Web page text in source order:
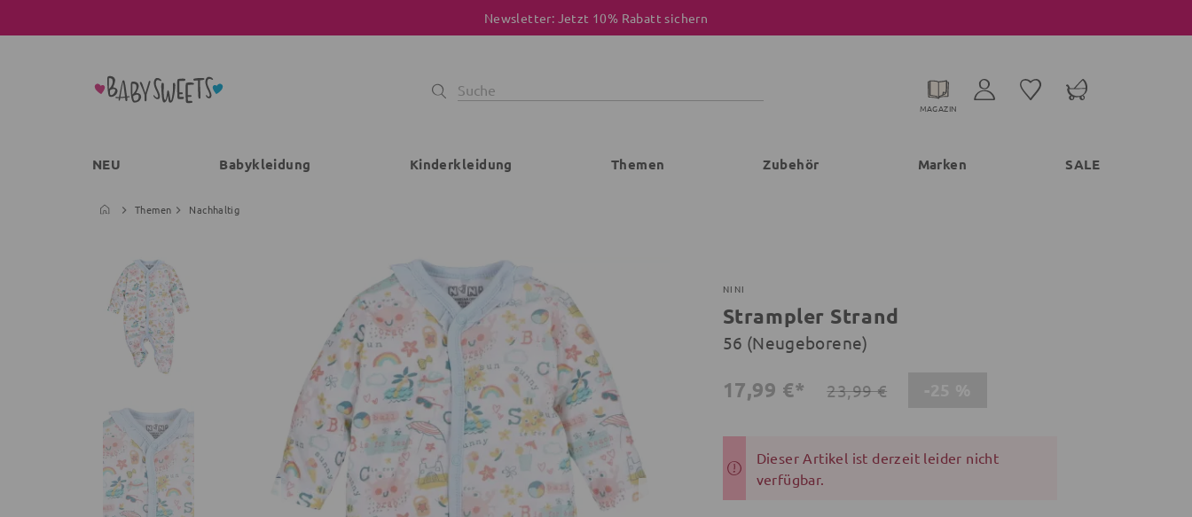
Newsletter: Jetzt 10% Rabatt sichern
MAGAZIN
NEU Babykleidung Kinderkleidung Themen Zubehör Marken SALE
Themen Nachhaltig
NINI
Strampler Strand
56 (Neugeborene)
17,99 €* 23,99 €
Dieser Artikel ist derzeit leider nicht
verfügbar.